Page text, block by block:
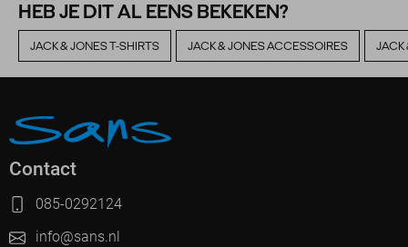
HEB JE DIT AL EENS BEKEKEN?
JACK & JONES T-SHIRTS JACK & JONES ACCESSOIRES JACK
Contact
085-0292124
info@sans.nl